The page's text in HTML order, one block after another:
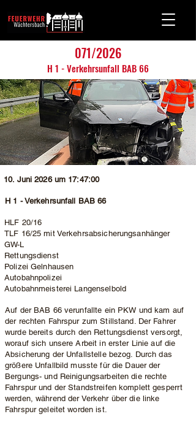
071/2026
H 1 - Verkehrsunfall BAB 66
10. Juni 2026 um 17:47:00
H 1 - Verkehrsunfall BAB 66
HLF 20/16
TLF 16/25 mit Verkehrsabsicherungsanhänger
GW-L
Rettungsdienst
Polizei Gelnhausen
Autobahnpolizei
Autobahnmeisterei Langenselbold
Auf der BAB 66 verunfallte ein PKW und kam auf
der rechten Fahrspur zum Stillstand. Der Fahrer
wurde bereits durch den Rettungsdienst versorgt,
worauf sich unsere Arbeit in erster Linie auf die
Absicherung der Unfallstelle bezog. Durch das
größere Unfallbild musste für die Dauer der
Bergungs- und Reinigungsarbeiten die rechte
Fahrspur und der Standstreifen komplett gesperrt
werden, während der Verkehr über die linke
Fahrspur geleitet worden ist.